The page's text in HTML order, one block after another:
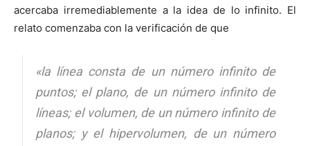
acercaba irremediablemente a la idea de lo infinito. El
relato comenzaba con la verificación de que
«la línea consta de un número infinito de
puntos; el plano, de un número infinito de
líneas; el volumen, de un número infinito de
planos; y el hipervolumen, de un número